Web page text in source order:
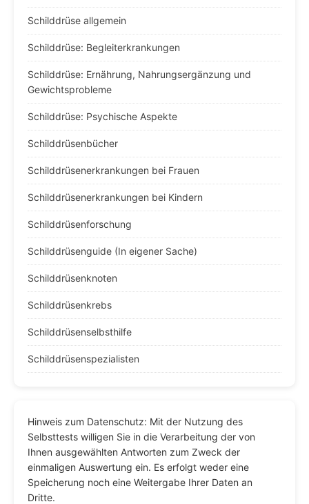
Schilddrüse allgemein
Schilddrüse: Begleiterkrankungen
Schilddrüse: Ernährung, Nahrungsergänzung und
Gewichtsprobleme
Schilddrüse: Psychische Aspekte
Schilddrüsenbücher
Schilddrüsenerkrankungen bei Frauen
Schilddrüsenerkrankungen bei Kindern
Schilddrüsenforschung
Schilddrüsenguide (In eigener Sache)
Schilddrüsenknoten
Schilddrüsenkrebs
Schilddrüsenselbsthilfe
Schilddrüsenspezialisten
Hinweis zum Datenschutz: Mit der Nutzung des
Selbsttests willigen Sie in die Verarbeitung der von
Ihnen ausgewählten Antworten zum Zweck der
einmaligen Auswertung ein. Es erfolgt weder eine
Speicherung noch eine Weitergabe Ihrer Daten an
Dritte.